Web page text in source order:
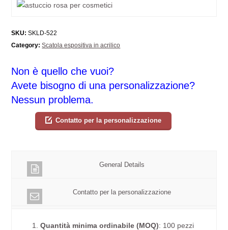
SKU: SKLD-522
Category: Scatola espositiva in acrilico
Non è quello che vuoi?
Avete bisogno di una personalizzazione?
Nessun problema.
Contatto per la personalizzazione
General Details
Contatto per la personalizzazione
1.Quantità minima ordinabile (MOQ): 100 pezzi